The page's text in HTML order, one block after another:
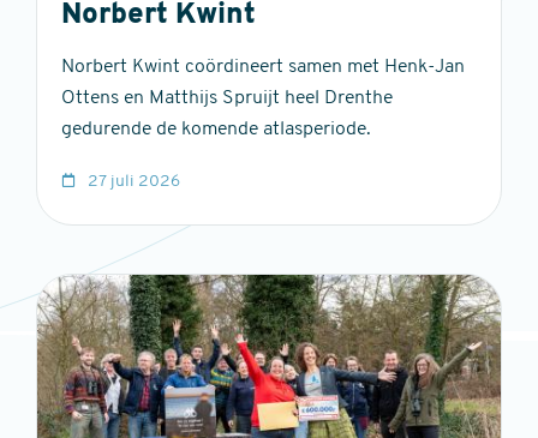
Norbert Kwint
Norbert Kwint coördineert samen met Henk-Jan
Ottens en Matthijs Spruijt heel Drenthe
gedurende de komende atlasperiode.
27 juli 2026